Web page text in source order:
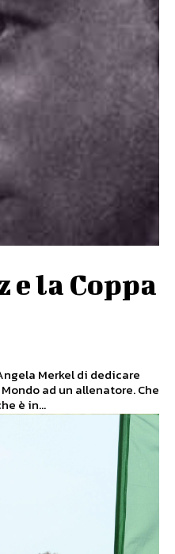
e la Coppa
Merkel di dedicare
ad un allenatore. Che
è in...